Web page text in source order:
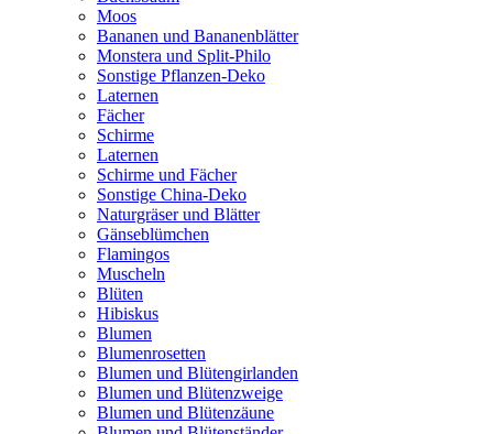
Moos
Bananen und Bananenblätter
Monstera und Split-Philo
Sonstige Pflanzen-Deko
Laternen
Fächer
Schirme
Laternen
Schirme und Fächer
Sonstige China-Deko
Naturgräser und Blätter
Gänseblümchen
Flamingos
Muscheln
Blüten
Hibiskus
Blumen
Blumenrosetten
Blumen und Blütengirlanden
Blumen und Blütenzweige
Blumen und Blütenzäune